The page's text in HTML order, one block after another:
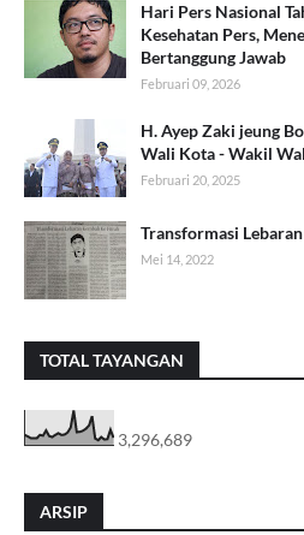
Hari Pers Nasional
Kesehatan Pers,
Bertanggung Jawab
Februari 09, 2026
H. Ayep Zaki jeung
Wali Kota - Wakil
Februari 20, 2025
Transformasi
Mei 14, 2022
TOTAL TAYANGAN
3,296,689
ARSIP